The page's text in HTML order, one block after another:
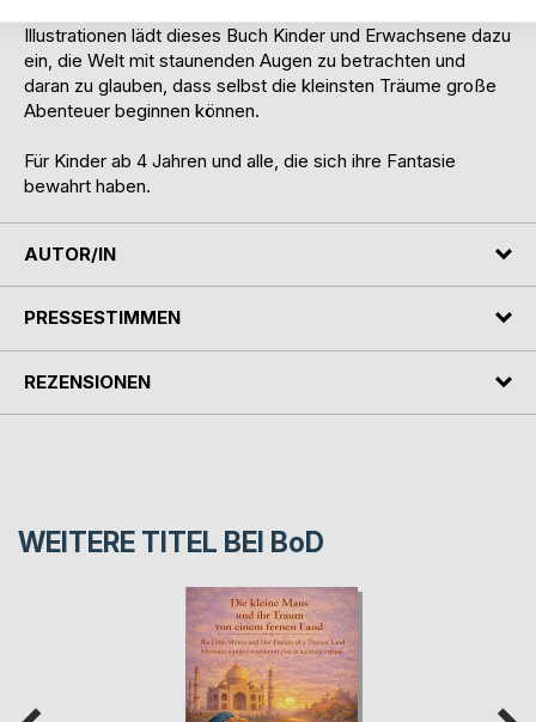
Illustrationen lädt dieses Buch Kinder und Erwachsene dazu
ein, die Welt mit staunenden Augen zu betrachten und
daran zu glauben, dass selbst die kleinsten Träume große
Abenteuer beginnen können.
Für Kinder ab 4 Jahren und alle, die sich ihre Fantasie
bewahrt haben.
AUTOR/IN
PRESSESTIMMEN
REZENSIONEN
WEITERE TITEL BEI BoD